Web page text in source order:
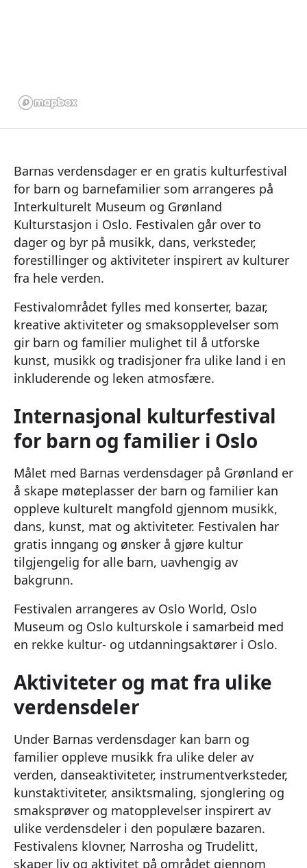
Barnas verdensdager er en gratis kulturfestival
for barn og barnefamilier som arrangeres på
Interkulturelt Museum og Grønland
Kulturstasjon i Oslo. Festivalen går over to
dager og byr på musikk, dans, verksteder,
forestillinger og aktiviteter inspirert av kulturer
fra hele verden.
Festivalområdet fylles med konserter, bazar,
kreative aktiviteter og smaksopplevelser som
gir barn og familier mulighet til å utforske
kunst, musikk og tradisjoner fra ulike land i en
inkluderende og leken atmosfære.
Internasjonal kulturfestival
for barn og familier i Oslo
Målet med Barnas verdensdager på Grønland er
å skape møteplasser der barn og familier kan
oppleve kulturelt mangfold gjennom musikk,
dans, kunst, mat og aktiviteter. Festivalen har
gratis inngang og ønsker å gjøre kultur
tilgjengelig for alle barn, uavhengig av
bakgrunn.
Festivalen arrangeres av Oslo World, Oslo
Museum og Oslo kulturskole i samarbeid med
en rekke kultur- og utdanningsaktører i Oslo.
Aktiviteter og mat fra ulike
verdensdeler
Under Barnas verdensdager kan barn og
familier oppleve musikk fra ulike deler av
verden, danseaktiviteter, instrumentverksteder,
kunstaktiviteter, ansiktsmaling, sjonglering og
smaksprøver og matopplevelser inspirert av
ulike verdensdeler i den populære bazaren.
Festivalens klovner, Narrosha og Trudelitt,
skaper liv og aktivitet på området gjennom